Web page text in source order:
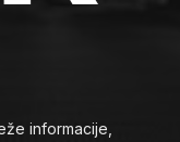
informacije,